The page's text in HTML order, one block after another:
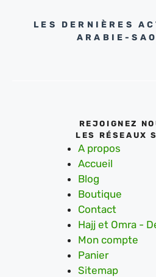
LES DERNIÈRES
ARABIE-
REJOIGNEZ
LES RÉSEAUX
A propos
Accueil
Blog
Boutique
Contact
Hajj et Omra -
Mon compte
Panier
Sitemap